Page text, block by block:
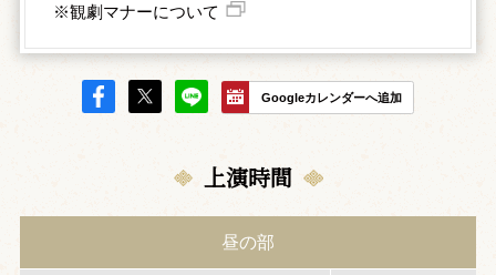
※観劇マナーについて
Googleカレンダーへ追加
上演時間
昼の部